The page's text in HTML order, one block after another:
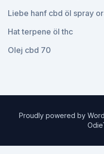
Liebe hanf cbd öl spray
Hat terpene öl thc
Olej cbd 70
Proudly powered by